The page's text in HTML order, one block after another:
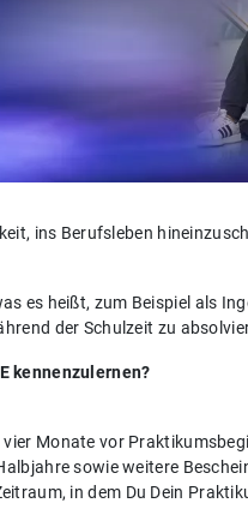
ins Berufsleben
es heißt, zum Beispiel als
der Schulzeit zu
kennenzulernen?
Monate vor
sowie weitere
in dem Du Dein